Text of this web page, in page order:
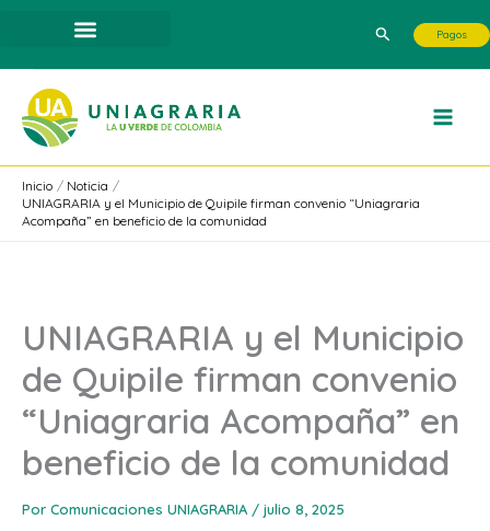
contenido
Buscar Pagos
Inicio
Noticia
UNIAGRARIA y el Municipio de Quipile firman convenio “Uniagraria
Acompaña” en beneficio de la comunidad
UNIAGRARIA y el Municipio
de Quipile firman convenio
“Uniagraria Acompaña” en
beneficio de la comunidad
Por Comunicaciones UNIAGRARIA / julio 8, 2025